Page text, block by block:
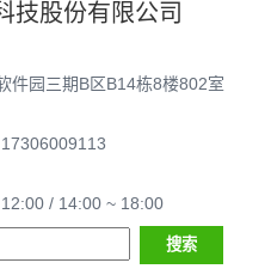
技股份有限公司
件园三期B区B14栋8楼802室
/ 14:00 ~ 18:00